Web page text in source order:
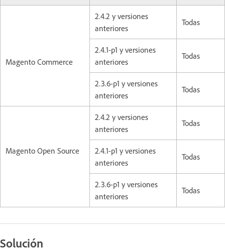
Magento Commerce
2.4.2 y versiones
anteriores
Todas
2.4.1-p1 y versiones
anteriores
Todas
2.3.6-p1 y versiones
anteriores
Todas
Magento Open Source
2.4.2 y versiones
anteriores
Todas
2.4.1-p1 y versiones
anteriores
Todas
2.3.6-p1 y versiones
anteriores
Todas
Solución